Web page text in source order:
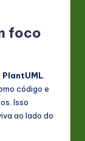
foco
.
código e
Isso
ao lado do